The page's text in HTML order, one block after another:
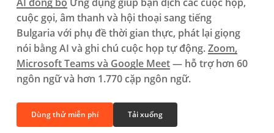
cuộc gọi, âm thanh và hội thoại sang tiếng
Bulgaria với phụ đề thời gian thực, phát lại giọng
nói bằng AI và ghi chú cuộc họp tự động.Zoom,
Microsoft Teams và Google Meet— hỗ trợ hơn 60
ngôn ngữ và hơn 1.770 cặp ngôn ngữ.
Dùng thử miễn phí Tải xuống